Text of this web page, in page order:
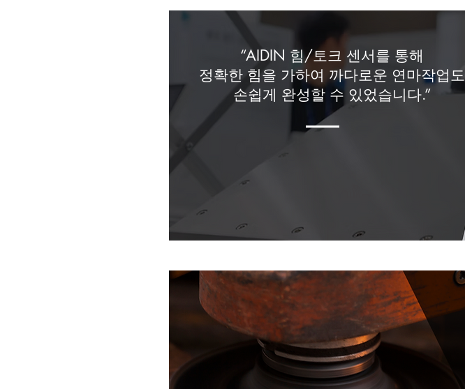
“AIDIN 힘/토크 센서를 통해
정확한 힘을 가하여 까다로운 연마작업도
손쉽게 완성할 수 있었습니다.”